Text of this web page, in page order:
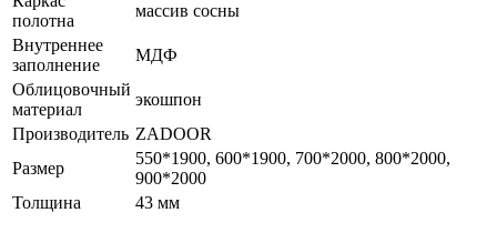
полотна
массив сосны
Внутреннее
заполнение
МДФ
Облицовочный
материал
экошпон
Производитель ZADOOR
Размер
550*1900, 600*1900, 700*2000, 800*2000,
900*2000
Толщина
43 мм